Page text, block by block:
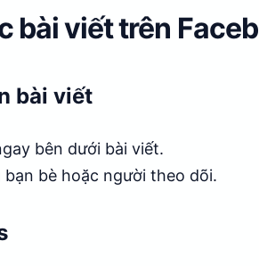
bài viết trên
bài viết
bên dưới bài viết.
bè hoặc người theo dõi.